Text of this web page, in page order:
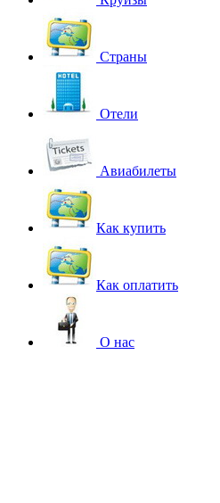
Страны
Отели
Авиабилеты
Как купить
Как оплатить
О нас